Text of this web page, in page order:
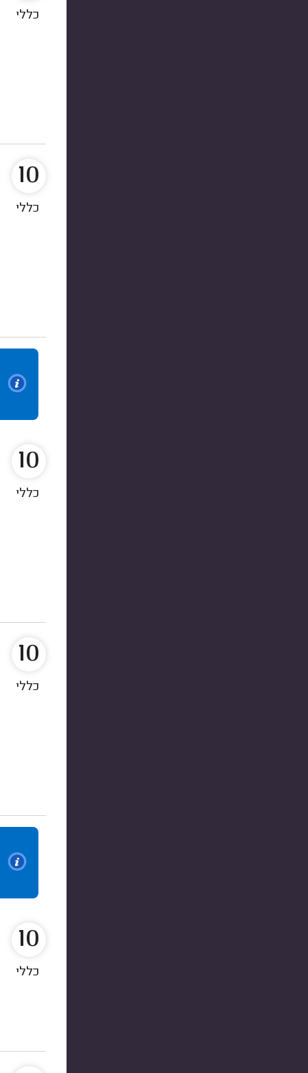
כללי
10
כללי
10
כללי
10
כללי
10
כללי